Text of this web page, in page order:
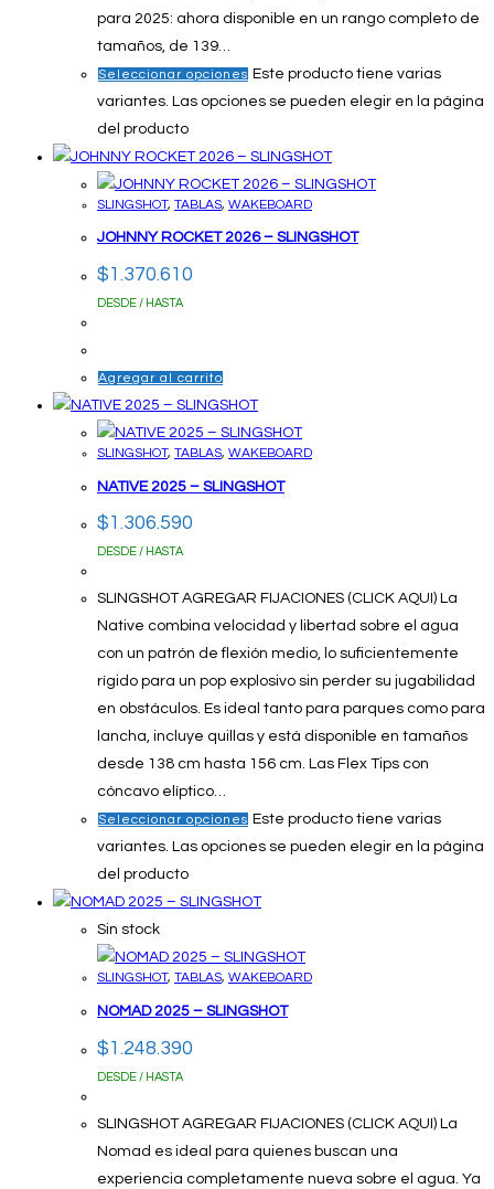
para 2025: ahora disponible en un rango completo de
tamaños, de 139…
Seleccionar opciones Este producto tiene varias
variantes. Las opciones se pueden elegir en la página
del producto
SLINGSHOT, TABLAS, WAKEBOARD
JOHNNY ROCKET 2026 – SLINGSHOT
$1.370.610
DESDE / HASTA
Agregar al carrito
SLINGSHOT, TABLAS, WAKEBOARD
NATIVE 2025 – SLINGSHOT
$1.306.590
DESDE / HASTA
SLINGSHOT AGREGAR FIJACIONES (CLICK AQUI) La
Native combina velocidad y libertad sobre el agua
con un patrón de flexión medio, lo suficientemente
rígido para un pop explosivo sin perder su jugabilidad
en obstáculos. Es ideal tanto para parques como para
lancha, incluye quillas y está disponible en tamaños
desde 138 cm hasta 156 cm. Las Flex Tips con
cóncavo elíptico…
Seleccionar opciones Este producto tiene varias
variantes. Las opciones se pueden elegir en la página
del producto
Sin stock
SLINGSHOT, TABLAS, WAKEBOARD
NOMAD 2025 – SLINGSHOT
$1.248.390
DESDE / HASTA
SLINGSHOT AGREGAR FIJACIONES (CLICK AQUI) La
Nomad es ideal para quienes buscan una
experiencia completamente nueva sobre el agua. Ya